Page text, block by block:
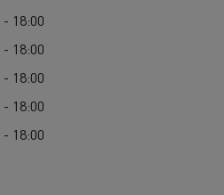
18:00
18:00
18:00
18:00
18:00